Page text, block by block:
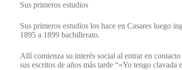
Sus primeros estudios
Sus primeros estudios los hace en Casares luego
1895 a 1899 bachillerato.
Allí comienza su interés social al entrar en
sus escritos de años más tarde “»Yo tengo